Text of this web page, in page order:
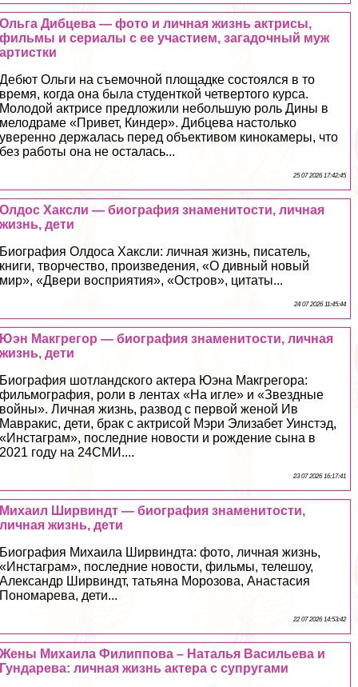
Ольга Дибцева — фото и личная жизнь актрисы,
фильмы и сериалы с ее участием, загадочный муж
артистки
Дебют Ольги на съемочной площадке состоялся в то
время, когда она была студенткой четвертого курса.
Молодой актрисе предложили небольшую роль Дины в
мелодраме «Привет, Киндер». Дибцева настолько
уверенно держалась перед объективом кинокамеры, что
без работы она не осталась...
25 07 2026 17:42:45
Олдос Хаксли — биография знаменитости, личная
жизнь, дети
Биография Олдоса Хаксли: личная жизнь, писатель,
книги, творчество, произведения, «О дивный новый
мир», «Двери восприятия», «Остров», цитаты...
24 07 2026 11:45:44
Юэн Макгрегор — биография знаменитости, личная
жизнь, дети
Биография шотландского актера Юэна Макгрегора:
фильмография, роли в лентах «На игле» и «Звездные
войны». Личная жизнь, развод с первой женой Ив
Мавpaкис, дети, бpaк с актрисой Мэри Элизабет Уинстэд,
«Инстаграм», последние новости и рождение сына в
2021 году на 24СМИ....
23 07 2026 16:17:41
Михаил Ширвиндт — биография знаменитости,
личная жизнь, дети
Биография Михаила Ширвиндта: фото, личная жизнь,
«Инстаграм», последние новости, фильмы, телешоу,
Александр Ширвиндт, татьяна Морозова, Анастасия
Пономарева, дети...
22 07 2026 14:53:42
Жены Михаила Филиппова – Наталья Васильева и
Гундарева: личная жизнь актера с супругами